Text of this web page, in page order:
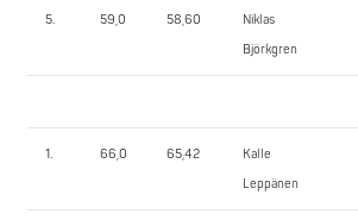
5. 59,0 58,60
Niklas
Björkgren
1. 66,0 65,42
Kalle
Leppänen